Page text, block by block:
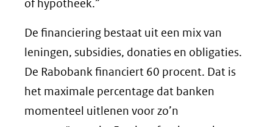
of hypotheek.”
De financiering bestaat uit een mix van
leningen, subsidies, donaties en obligaties.
De Rabobank financiert 60 procent. Dat is
het maximale percentage dat banken
momenteel uitlenen voor zo’n